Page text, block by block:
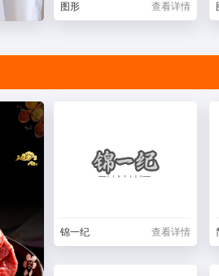
图形 查看详情
锦一纪 查看详情